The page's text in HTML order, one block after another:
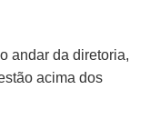
andar da diretoria,
acima dos